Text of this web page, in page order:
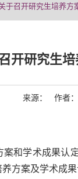
于召开研究生培养方
开研究生
来源： 作者
和学术成果认
方案及学术成